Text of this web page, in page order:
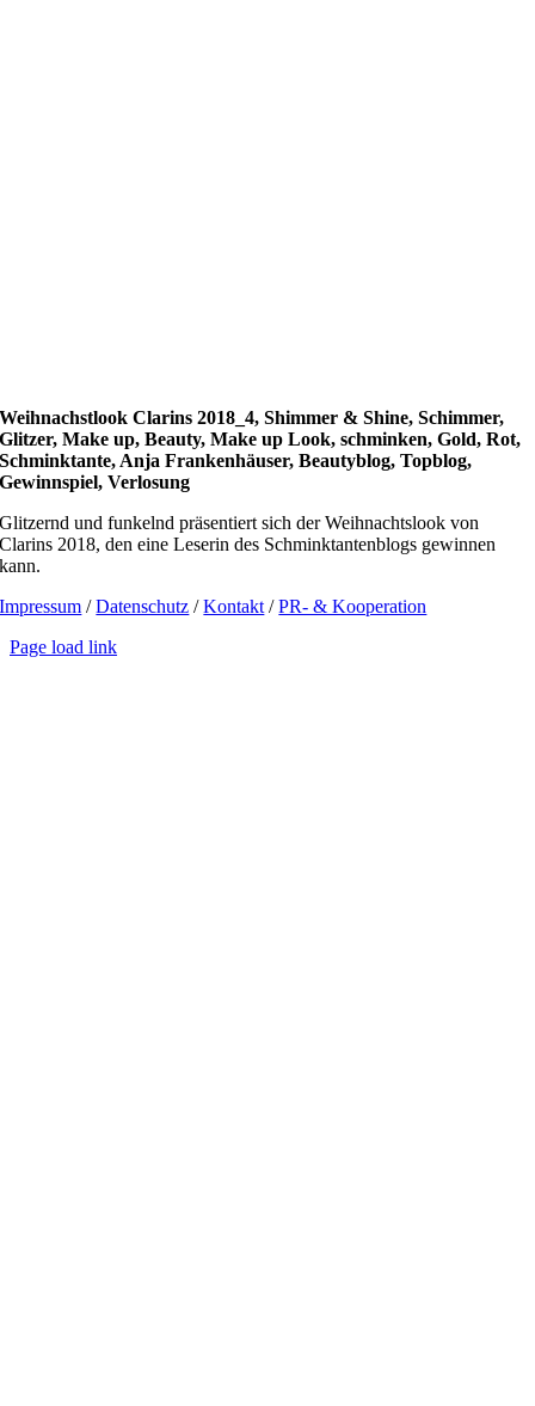
Weihnachstlook Clarins 2018_4, Shimmer & Shine, Schimmer,
Glitzer, Make up, Beauty, Make up Look, schminken, Gold, Rot,
Schminktante, Anja Frankenhäuser, Beautyblog, Topblog,
Gewinnspiel, Verlosung
Glitzernd und funkelnd präsentiert sich der Weihnachtslook von
Clarins 2018, den eine Leserin des Schminktantenblogs gewinnen
kann.
Impressum /Datenschutz /Kontakt /PR- & Kooperation
Page load link